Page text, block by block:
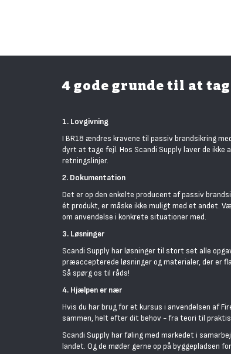
4 gode grunde til at
1. Lovgivning
I BR18 ændres kravene til passiv brandsikring
dyrt at tage fejl. Hos Scandi Supply laver de
retningslinjer.
2. Dokumentation
Det er op den enkelte producent af passiv
ét produkt, er måske ikke muligt med et andet.
om anvendelse i konkrete situationer med.
3. Løsninger
Scandi Supply har løsninger til stort set alle
præaccepterede løsninger og materialer, der er
Så spørg os til råds!
4. Hjælpen er nær
Hvis du har brug for et kursus i anvendelsen af
sammen, helt efter dit behov - fra teori til
Scandi Supply har føling med markedet i
landet. Og de møder gerne op på byggepladsen